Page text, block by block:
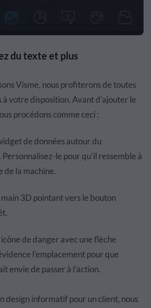
du texte et plus
Visme, nous profiterons de toutes
à votre disposition. Avant d'ajouter le
procédons comme ceci :
de données autour du
le pour qu'il ressemble à
de la machine.
3D pointant vers le bouton
de danger avec une flèche
l'emplacement pour que
envie de passer à l’action.
design informatif pour un client, nous